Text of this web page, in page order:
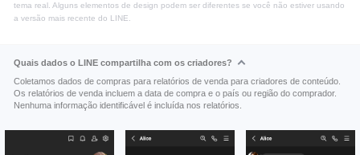
tema real. Alguns elementos de design podem ser diferentes se você não estiver usando
a versão mais recente do LINE.
Quais dados o LINE compartilha com os criadores?
Coletamos dados de compras para relatórios de venda para criadores de conteúdo.
Os relatórios de venda incluem a data de compra e o país ou região do comprador.
Nenhuma informação identificável é incluída nos relatórios.